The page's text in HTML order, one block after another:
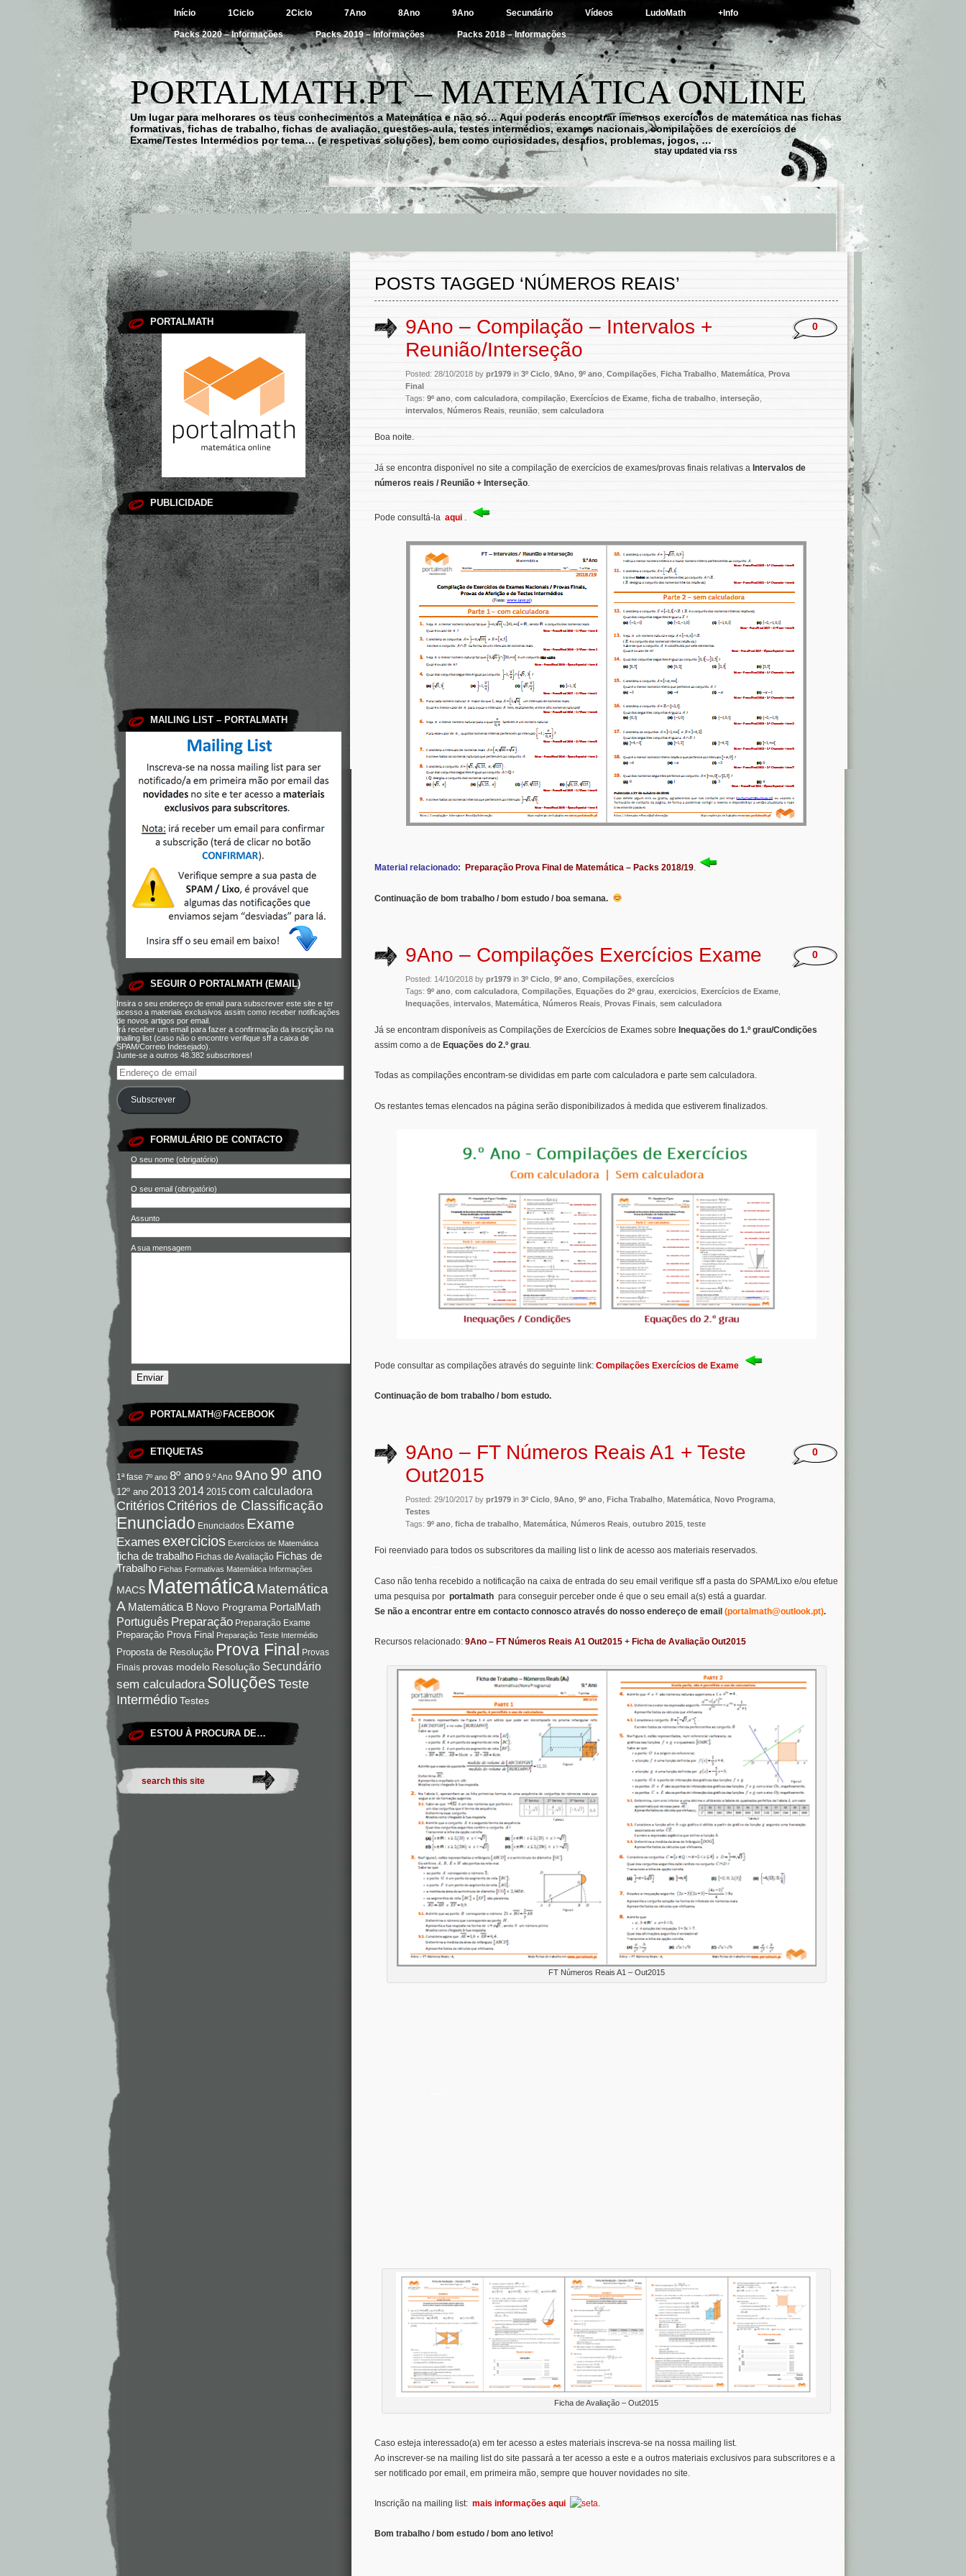
Início 1Ciclo 2Ciclo 7Ano 8Ano 9Ano Secundário Vídeos LudoMath +Info
Packs 2020 – Informações Packs 2019 – Informações Packs 2018 – Informações
PORTALMATH.PT – MATEMÁTICA ONLINE
Um lugar para melhorares os teus conhecimentos a Matemática e não só… Aqui poderás encontrar imensos exercícios de matemática nas fichas
formativas, fichas de trabalho, fichas de avaliação, questões-aula, testes intermédios, exames nacionais, compilações de exercícios de
Exame/Testes Intermédios por tema… (e respetivas soluções), bem como curiosidades, desafios, problemas, jogos, …
stay updated via rss
PORTALMATH
PUBLICIDADE
MAILING LIST – PORTALMATH
SEGUIR O PORTALMATH (EMAIL)
Insira o seu endereço de email para subscrever este site e ter
acesso a materiais exclusivos assim como receber notificações
de novos artigos por email.
Irá receber um email para fazer a confirmação da inscrição na
mailing list (caso não o encontre verifique sff a caixa de
SPAM/Correio Indesejado).
Junte-se a outros 48.382 subscritores!
Subscrever
FORMULÁRIO DE CONTACTO
O seu nome (obrigatório)
O seu email (obrigatório)
Assunto
A sua mensagem
PORTALMATH@FACEBOOK
ETIQUETAS
1ª fase 7º ano 8º ano 9.º Ano 9Ano 9º ano
12º ano 2013 2014 2015 com calculadora
Critérios Critérios de Classificação
Enunciado Enunciados Exame
Exames exercicios Exercícios de Matemática
ficha de trabalho Fichas de Avaliação Fichas de
Trabalho Fichas Formativas Matemática Informações
MACS Matemática Matemática
A Matemática B Novo Programa PortalMath
Português Preparação Preparação Exame
Preparação Prova Final Preparação Teste Intermédio
Proposta de Resolução Prova Final Provas
Finais provas modelo Resolução Secundário
sem calculadora Soluções Teste
IntermédioTestes
ESTOU À PROCURA DE…
POSTS TAGGED ‘NÚMEROS REAIS’
9Ano – Compilação – Intervalos +
Reunião/Interseção
Posted: 28/10/2018 by pr1979 in 3º Ciclo 9Ano 9º ano Compilações Ficha Trabalho Matemática Prova
Final
Tags: 9º ano com calculadora compilação Exercícios de Exame ficha de trabalho interseção
intervalos Números Reais reunião sem calculadora
0
Boa noite.
Já se encontra disponível no site a compilação de exercícios de exames/provas finais relativas a Intervalos de
números reais / Reunião + Interseção
Pode consultá-la aqui .
Material relacionado:
Preparação Prova Final de Matemática – Packs 2018/19.
Continuação de bom trabalho / bom estudo / boa semana.
9Ano – Compilações Exercícios Exame
Posted: 14/10/2018 by pr1979 in 3º Ciclo 9º ano Compilações exercícios
Tags: 9º ano com calculadora Compilações Equações do 2º grau exercicios Exercícios de Exame
Inequações intervalos Matemática Números Reais Provas Finais sem calculadora
0
Já se encontram disponíveis as Compilações de Exercícios de Exames sobre Inequações do 1.º grau/Condições
assim como a de Equações do 2.º grau
Todas as compilações encontram-se divididas em parte com calculadora e parte sem calculadora.
Os restantes temas elencados na página serão disponibilizados à medida que estiverem finalizados.
Pode consultar as compilações através do seguinte link: Compilações Exercícios de Exame
Continuação de bom trabalho / bom estudo.
9Ano – FT Números Reais A1 + Teste
Out2015
Posted: 29/10/2017 by pr1979 in 3º Ciclo 9Ano 9º ano Ficha Trabalho Matemática Novo Programa
Testes
Tags: 9º ano ficha de trabalho Matemática Números Reais outubro 2015 teste
0
Foi reenviado para todos os subscritores da mailing list o link de acesso aos materiais reservados.
Caso não tenha recebido a notificação na caixa de entrada do seu email verifique sff a pasta do SPAM/Lixo e/ou efetue
uma pesquisa por portalmath para conseguir perceber onde é que o seu email a(s) está a guardar.
Se não a encontrar entre em contacto connosco através do nosso endereço de email (portalmath@outlook.pt).
Recursos relacionado: 9Ano – FT Números Reais A1 Out2015 + Ficha de Avaliação Out2015
FT Números Reais A1 – Out2015
Ficha de Avaliação – Out2015
Caso esteja interessado(a) em ter acesso a estes materiais inscreva-se na nossa mailing list.
Ao inscrever-se na mailing list do site passará a ter acesso a este e a outros materiais exclusivos para subscritores e a
ser notificado por email, em primeira mão, sempre que houver novidades no site.
Inscrição na mailing list: mais informações aqui
.
Bom trabalho / bom estudo / bom ano letivo!